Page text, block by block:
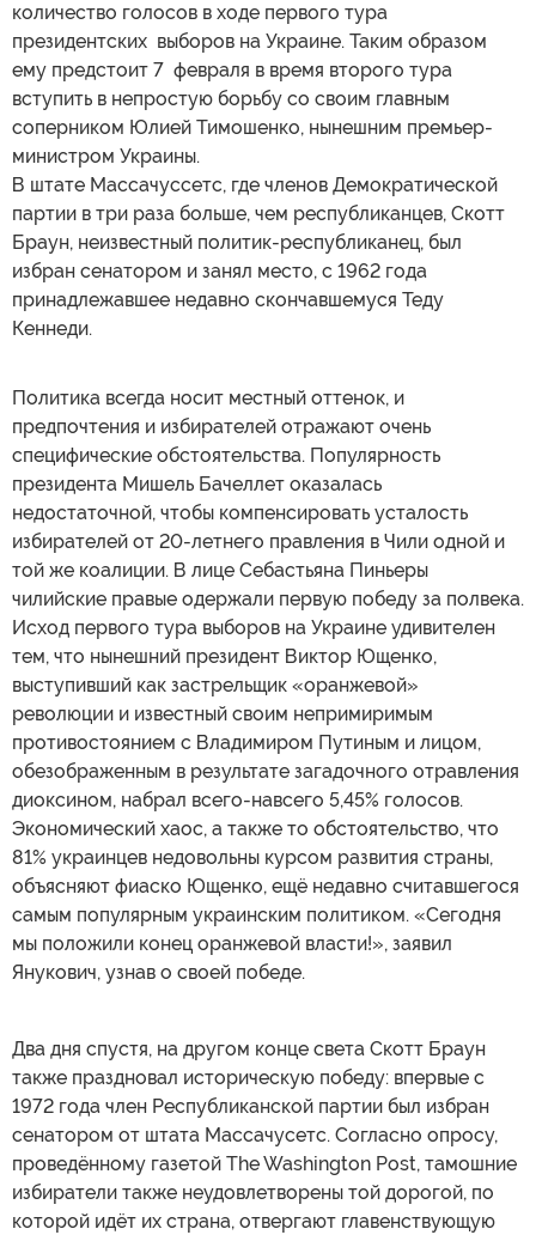
количество голосов в ходе первого тура
президентских выборов на Украине. Таким образом
ему предстоит 7 февраля в время второго тура
вступить в непростую борьбу со своим главным
соперником Юлией Тимошенко, нынешним премьер-
министром Украины.
В штате Массачуссетс, где членов Демократической
партии в три раза больше, чем республиканцев, Скотт
Браун, неизвестный политик-республиканец, был
избран сенатором и занял место, с 1962 года
принадлежавшее недавно скончавшемуся Теду
Кеннеди.
Политика всегда носит местный оттенок, и
предпочтения и избирателей отражают очень
специфические обстоятельства. Популярность
президента Мишель Бачеллет оказалась
недостаточной, чтобы компенсировать усталость
избирателей от 20-летнего правления в Чили одной и
той же коалиции. В лице Себастьяна Пиньеры
чилийские правые одержали первую победу за полвека.
Исход первого тура выборов на Украине удивителен
тем, что нынешний президент Виктор Ющенко,
выступивший как застрельщик «оранжевой»
революции и известный своим непримиримым
противостоянием с Владимиром Путиным и лицом,
обезображенным в результате загадочного отравления
диоксином, набрал всего-навсего 5,45% голосов.
Экономический хаос, а также то обстоятельство, что
81% украинцев недовольны курсом развития страны,
объясняют фиаско Ющенко, ещё недавно считавшегося
самым популярным украинским политиком. «Сегодня
мы положили конец оранжевой власти!», заявил
Янукович, узнав о своей победе.
Два дня спустя, на другом конце света Скотт Браун
также праздновал историческую победу: впервые с
1972 года член Республиканской партии был избран
сенатором от штата Массачусетс. Согласно опросу,
проведённому газетой The Washington Post, тамошние
избиратели также неудовлетворены той дорогой, по
которой идёт их страна, отвергают главенствующую